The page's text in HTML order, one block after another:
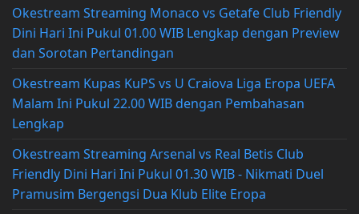
Okestream Streaming Monaco vs Getafe Club Friendly
Dini Hari Ini Pukul 01.00 WIB Lengkap dengan Preview
dan Sorotan Pertandingan
Okestream Kupas KuPS vs U Craiova Liga Eropa UEFA
Malam Ini Pukul 22.00 WIB dengan Pembahasan
Lengkap
Okestream Streaming Arsenal vs Real Betis Club
Friendly Dini Hari Ini Pukul 01.30 WIB - Nikmati Duel
Pramusim Bergengsi Dua Klub Elite Eropa